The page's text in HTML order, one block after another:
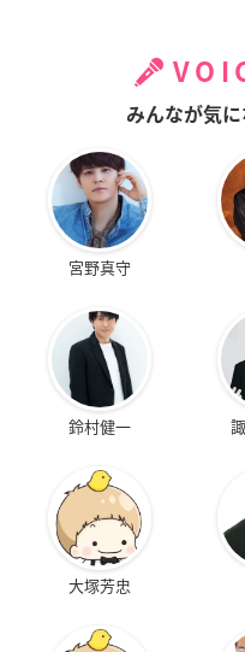
みんなが気
宮野真守
鈴村健一
大塚芳忠